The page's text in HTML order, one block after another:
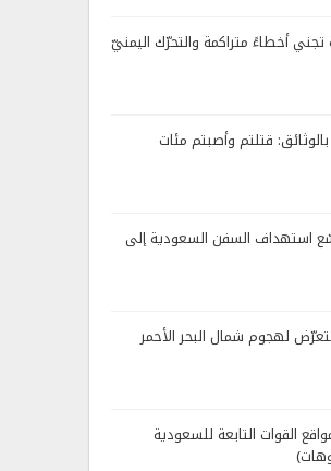
تجني أخطاءً متراكمة والتحرّك اليمنيّ
قتلتم وأصبتم مئات
استهداف السفن السعودية إلى
لهجوم شمال البحر الأحمر
القوات التابعة للسعودية